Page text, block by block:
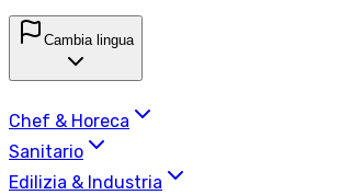
Cambia lingua
Chef & Horeca
Sanitario
Edilizia & Industria